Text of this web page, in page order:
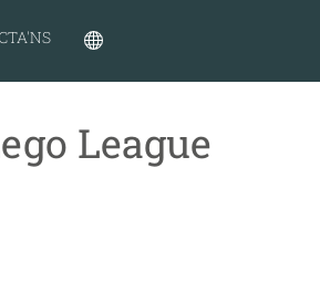
League